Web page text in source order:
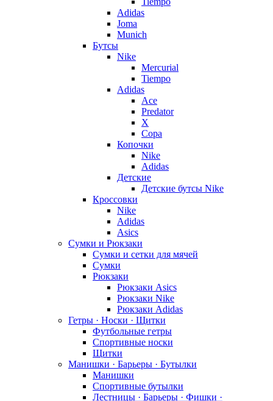
Adidas
Joma
Munich
Бутсы
Nike
Mercurial
Tiempo
Adidas
Ace
Predator
X
Copa
Копочки
Nike
Adidas
Детские
Детские бутсы Nike
Кроссовки
Nike
Adidas
Asics
Сумки и Рюкзаки
Сумки и сетки для мячей
Сумки
Рюкзаки
Рюкзаки Asics
Рюкзаки Nike
Рюкзаки Adidas
Гетры · Носки · Щитки
Футбольные гетры
Спортивные носки
Щитки
Манишки · Барьеры · Бутылки
Манишки
Спортивные бутылки
Лестницы · Барьеры · Фишки ·